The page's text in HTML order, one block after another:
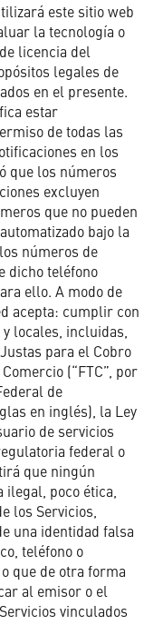
este sitio web
la tecnología o
licencia del
legales de
en el presente.
estar
de todas las
en los
que los números
excluyen
que no pueden
bajo la
números de
dicho teléfono
ello. A modo de
acepta: cumplir con
locales, incluidas,
para el Cobro
(“FTC”, por
de
en inglés), la Ley
de servicios
federal o
que ningún
poco ética,
los Servicios,
una identidad falsa
teléfono o
que de otra forma
al emisor o el
vinculados